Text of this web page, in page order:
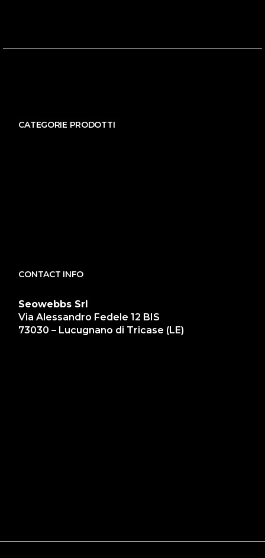
CATEGORIE PRODOTTI
CONTACT INFO
Seowebbs Srl
Via Alessandro Fedele 12 BIS
73030 – Lucugnano di Tricase (LE)